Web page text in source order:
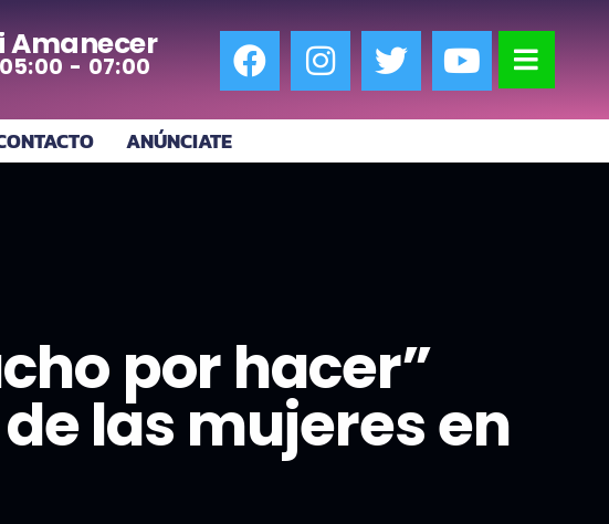
Amanecer
05:00 - 07:00
ANÚNCIATE
por hacer”
las mujeres en